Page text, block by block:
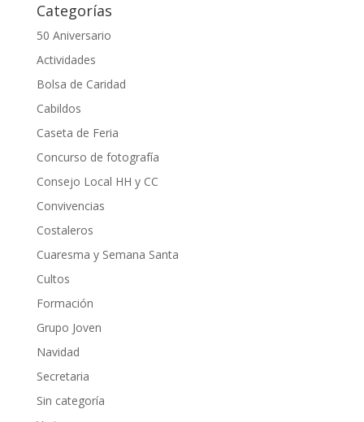
Categorías
50 Aniversario
Actividades
Bolsa de Caridad
Cabildos
Caseta de Feria
Concurso de fotografía
Consejo Local HH y CC
Convivencias
Costaleros
Cuaresma y Semana Santa
Cultos
Formación
Grupo Joven
Navidad
Secretaria
Sin categoría